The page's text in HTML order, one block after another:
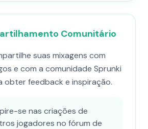
Comunitário
suas mixagens com
e com a comunidade Sprunki
obter feedback e inspiração.
se nas criações de
jogadores no fórum de